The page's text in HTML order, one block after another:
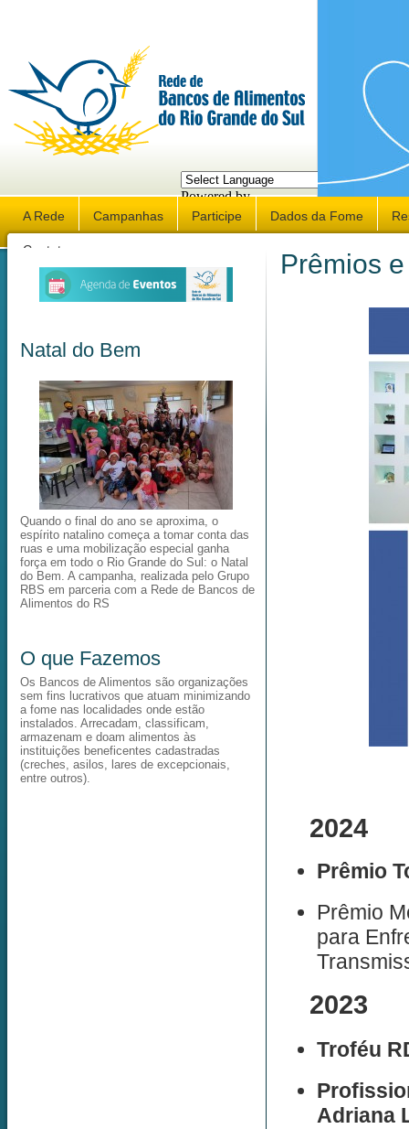
Powered by
Translate
A Rede Campanhas Participe Dados da Fome
Contato
Natal do Bem
Quando o final do ano se aproxima, o
espírito natalino começa a tomar conta das
ruas e uma mobilização especial ganha
força em todo o Rio Grande do Sul: o Natal
do Bem. A campanha, realizada pelo Grupo
RBS em parceria com a Rede de Bancos de
Alimentos do RS
O que Fazemos
Os Bancos de Alimentos são organizações
sem fins lucrativos que atuam minimizando
a fome nas localidades onde estão
instalados. Arrecadam, classificam,
armazenam e doam alimentos às
instituições beneficentes cadastradas
(creches, asilos, lares de excepcionais,
entre outros).
Prêmios
2024
Prêmio
Prêmio
para
2023
Troféu
Adriana